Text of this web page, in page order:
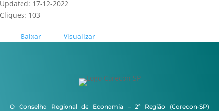
Updated: 17-12-2022
Cliques: 103
Baixar Visualizar
O Conselho Regional de Economia – 2ª Região (Corecon-SP)